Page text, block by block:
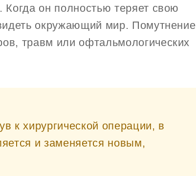
Когда он полностью теряет свою
окружающий мир. Помутнение
травм или офтальмологических
к хирургической операции, в
и заменяется новым,